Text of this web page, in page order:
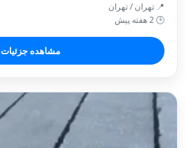
📍 تهران / تهران
🕒 2 هفته پیش
مشاهده جزئیات